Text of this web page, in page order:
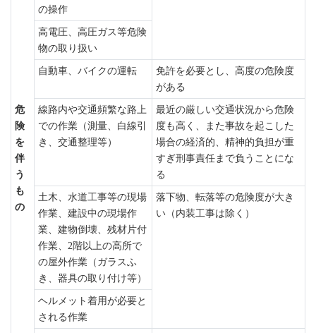
危
険
を
伴
う
も
の
の操作
高電圧、高圧ガス等危険
物の取り扱い
自動車、バイクの運転
免許を必要とし、高度の危険度
がある
線路内や交通頻繁な路上
での作業（測量、白線引
き、交通整理等）
最近の厳しい交通状況から危険
度も高く、また事故を起こした
場合の経済的、精神的負担が重
すぎ刑事責任まで負うことにな
る
土木、水道工事等の現場
作業、建設中の現場作
業、建物倒壊、残材片付
作業、2階以上の高所で
の屋外作業（ガラスふ
き、器具の取り付け等）
落下物、転落等の危険度が大き
い（内装工事は除く）
ヘルメット着用が必要と
される作業